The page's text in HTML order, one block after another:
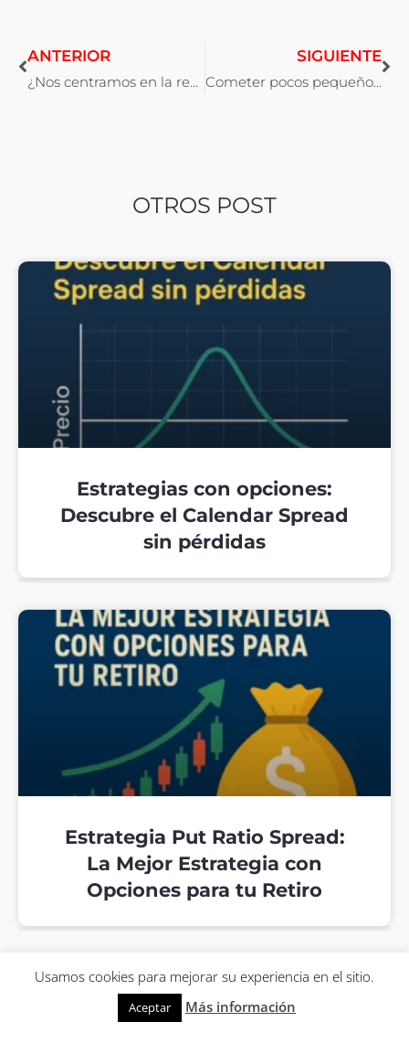
ANTERIOR
¿Nos centramos en la rentabilidad o en el draw down?
SIGUIENTE
Cometer pocos pequeños errores
OTROS POST
Estrategias con opciones:
Descubre el Calendar Spread
sin pérdidas
Estrategia Put Ratio Spread:
La Mejor Estrategia con
Opciones para tu Retiro
Usamos cookies para mejorar su experiencia en el sitio.
Aceptar Más información